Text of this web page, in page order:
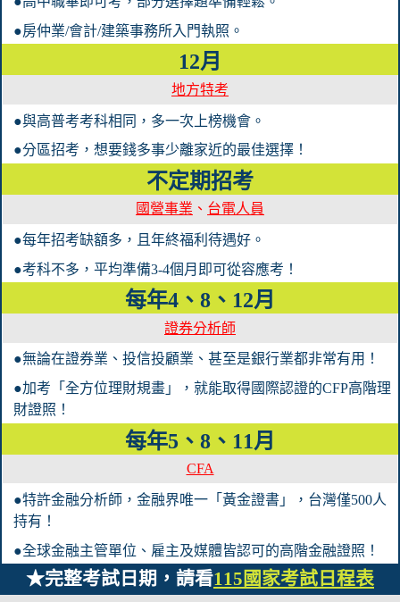
●房仲業/會計/建築事務所入門執照。
12月
地方特考
●與高普考考科相同，多一次上榜機會。
●分區招考，想要錢多事少離家近的最佳選擇！
不定期招考
國營事業 、 台電人員
●每年招考缺額多，且年終福利待遇好。
●考科不多，平均準備3-4個月即可從容應考！
每年4、8、12月
證券分析師
●無論在證券業、投信投顧業、甚至是銀行業都非常有用！
●加考「全方位理財規畫」，就能取得國際認證的CFP高階理
財證照！
每年5、8、11月
CFA
●特許金融分析師，金融界唯一「黃金證書」，台灣僅500人
持有！
●全球金融主管單位、雇主及媒體皆認可的高階金融證照！
★完整考試日期，請看115國家考試日程表